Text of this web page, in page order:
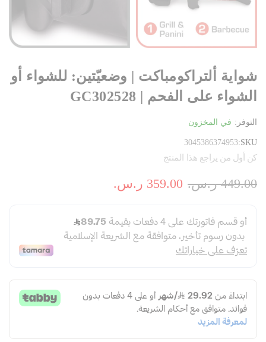
شواية ألتراكومباكت | وضعيّتين: للشواء أو
الشواء على الفحم | GC302528
التوفر: في المخزون
SKU
3045386374953
كن أول من يراجع هذا المنتج
359.00 ر.س.‏ 449.00 ر.س.‏